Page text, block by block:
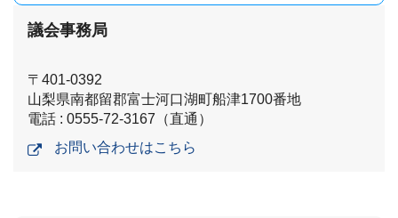
議会事務局
〒401-0392
山梨県南都留郡富士河口湖町船津1700番地
電話 : 0555-72-3167（直通）
お問い合わせはこちら